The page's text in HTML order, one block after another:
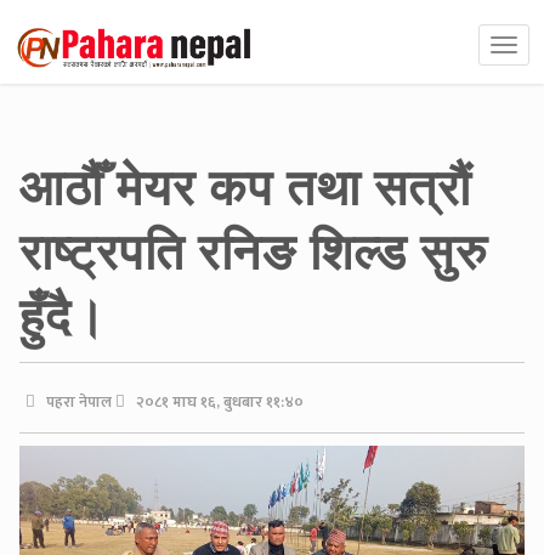
आठौँ मेयर कप तथा सत्रौं
राष्ट्रपति रनिङ शिल्ड सुरु
हुँदै।
पहरा नेपाल २०८१ माघ १६, बुधबार ११:४०